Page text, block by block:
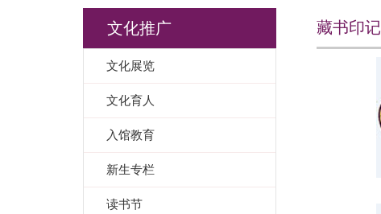
文化推广
文化展览
文化育人
入馆教育
新生专栏
读书节
藏书印记